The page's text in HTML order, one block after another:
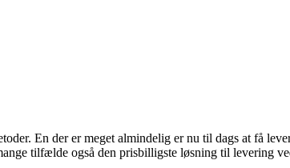
En der er meget almindelig er nu til dags at få
tilfælde også den prisbilligste løsning til levering